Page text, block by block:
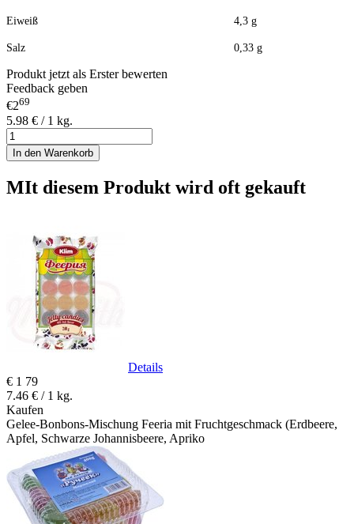
Eiweiß 4,3 g
Salz 0,33 g
Produkt jetzt als Erster bewerten
Feedback geben
€269
5.98 € / 1 kg.
In den Warenkorb
MIt diesem Produkt wird oft gekauft
Details
€ 1 79
7.46 € / 1 kg.
Kaufen
Gelee-Bonbons-Mischung Feeria mit Fruchtgeschmack (Erdbeere,
Apfel, Schwarze Johannisbeere, Apriko